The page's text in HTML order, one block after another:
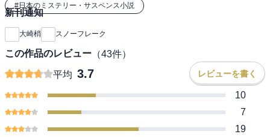
#日本のミステリー・サスペンス小説
新刊通知
大崎梢 スノーフレーク
この作品のレビュー （43件）
平均 3.7 レビューを書く
10
7
19